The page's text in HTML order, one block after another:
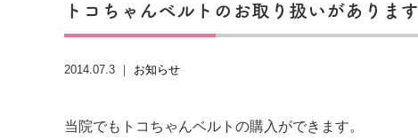
トコちゃんベルトのお取り扱いがあります
2014.07.3 ｜ お知らせ
当院でもトコちゃんベルトの購入ができます。